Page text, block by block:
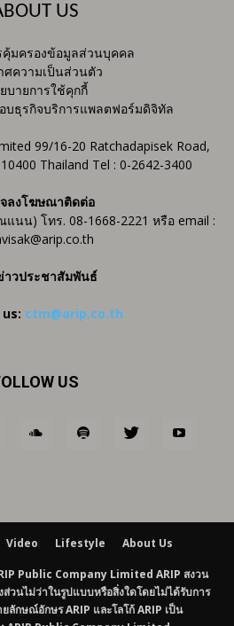
US
คุ้มครองข้อมูลส่วนบุคคล
ศความเป็นส่วนตัว
บายการใช้คุกกี้
บธุรกิจบริการแพลตฟอร์มดิจิทัล
99/16-20 Ratchadapisek Road,
Thailand Tel : 0-2642-3400
ลงโฆษณาติดต่อ
น) โทร. 08-1668-2221 หรือ email :
าวประชาสัมพันธ์
ctm@arip.co.th
US
Video Lifestyle About Us
Public Company Limited ARIP สงวน
วนไม่ว่าในรูปแบบหรือสิ่งใดโดยไม่ได้รับการ
ลักษณ์อักษร ARIP และโลโก้ ARIP เป็น